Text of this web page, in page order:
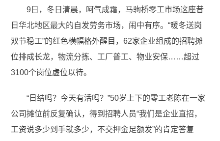
9日，冬日清晨，呵气成霜，马驹桥零工市场这座昔
日华北地区最大的自发劳务市场，闹中有序。“暖冬送岗
双节稳工”的红色横幅格外醒目，62家企业组成的招聘摊
位排成长龙，物流分拣、工厂普工、物业安保……超过
3100个岗位虚位以待。
“日结吗？今天有活吗？”50岁上下的零工老陈在一家
公司摊位前反复确认，得到招聘人员“我们是企业直招，
工资说多少到手就多少，不交押金足额发”的肯定答复